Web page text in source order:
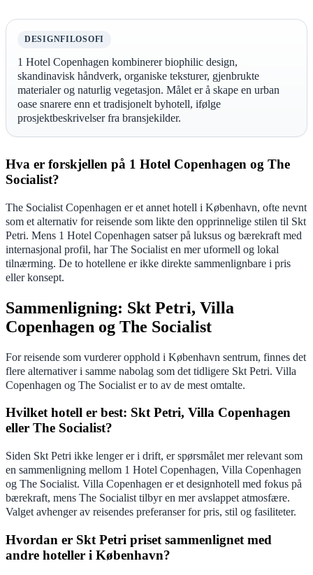
DESIGNFILOSOFI
1 Hotel Copenhagen kombinerer biophilic design,
skandinavisk håndverk, organiske teksturer, gjenbrukte
materialer og naturlig vegetasjon. Målet er å skape en urban
oase snarere enn et tradisjonelt byhotell, ifølge
prosjektbeskrivelser fra bransjekilder.
Hva er forskjellen på 1 Hotel Copenhagen og The
Socialist?
The Socialist Copenhagen er et annet hotell i København, ofte nevnt
som et alternativ for reisende som likte den opprinnelige stilen til Skt
Petri. Mens 1 Hotel Copenhagen satser på luksus og bærekraft med
internasjonal profil, har The Socialist en mer uformell og lokal
tilnærming. De to hotellene er ikke direkte sammenlignbare i pris
eller konsept.
Sammenligning: Skt Petri, Villa
Copenhagen og The Socialist
For reisende som vurderer opphold i København sentrum, finnes det
flere alternativer i samme nabolag som det tidligere Skt Petri. Villa
Copenhagen og The Socialist er to av de mest omtalte.
Hvilket hotell er best: Skt Petri, Villa Copenhagen
eller The Socialist?
Siden Skt Petri ikke lenger er i drift, er spørsmålet mer relevant som
en sammenligning mellom 1 Hotel Copenhagen, Villa Copenhagen
og The Socialist. Villa Copenhagen er et designhotell med fokus på
bærekraft, mens The Socialist tilbyr en mer avslappet atmosfære.
Valget avhenger av reisendes preferanser for pris, stil og fasiliteter.
Hvordan er Skt Petri priset sammenlignet med
andre hoteller i København?